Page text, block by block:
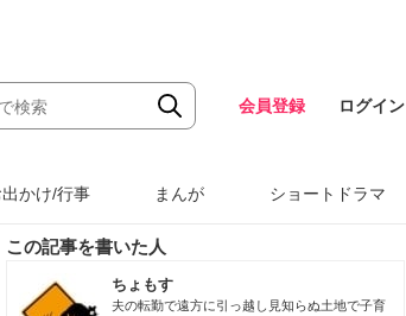
会員登録 ログイン
出かけ/行事 まんが ショートドラマ
この記事を書いた人
ちょもす
夫の転勤で遠方に引っ越し見知らぬ土地で子育